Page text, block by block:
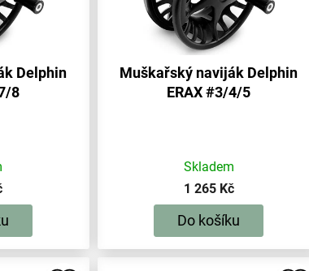
Delphin
8
Muškařský naviják Delphin
ERAX #3/4/5
Skladem
1 265 Kč
Do košíku